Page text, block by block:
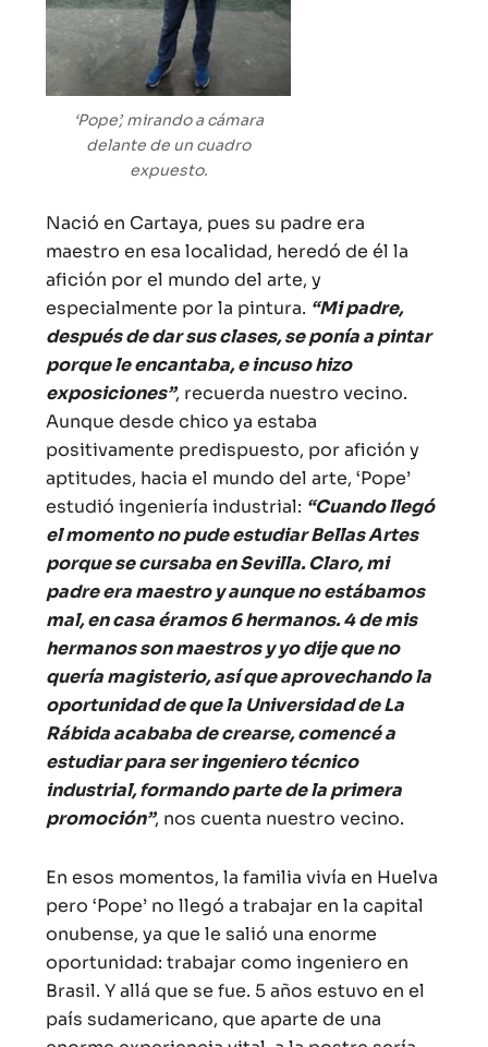
‘Pope’, mirando a cámara
delante de un cuadro
expuesto.
Nació en Cartaya, pues su padre era
maestro en esa localidad, heredó de él la
afición por el mundo del arte, y
especialmente por la pintura. “Mi padre,
después de dar sus clases, se ponía a pintar
porque le encantaba, e incuso hizo
exposiciones”, recuerda nuestro vecino.
Aunque desde chico ya estaba
positivamente predispuesto, por afición y
aptitudes, hacia el mundo del arte, ‘Pope’
estudió ingeniería industrial: “Cuando llegó
el momento no pude estudiar Bellas Artes
porque se cursaba en Sevilla. Claro, mi
padre era maestro y aunque no estábamos
mal, en casa éramos 6 hermanos. 4 de mis
hermanos son maestros y yo dije que no
quería magisterio, así que aprovechando la
oportunidad de que la Universidad de La
Rábida acababa de crearse, comencé a
estudiar para ser ingeniero técnico
industrial, formando parte de la primera
promoción”, nos cuenta nuestro vecino.
En esos momentos, la familia vivía en Huelva
pero ‘Pope’ no llegó a trabajar en la capital
onubense, ya que le salió una enorme
oportunidad: trabajar como ingeniero en
Brasil. Y allá que se fue. 5 años estuvo en el
país sudamericano, que aparte de una